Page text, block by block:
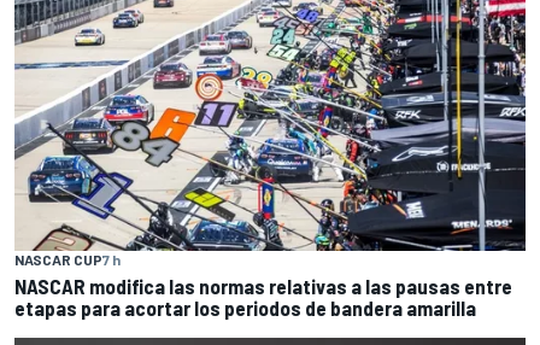
NASCAR CUP7 h
NASCAR modifica las normas relativas a las pausas entre
etapas para acortar los periodos de bandera amarilla